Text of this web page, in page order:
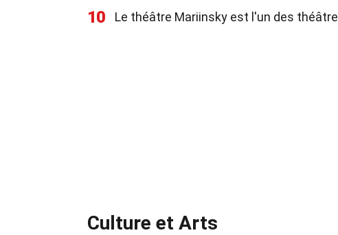
10 Le théâtre Mariinsky est l'un des
Culture et Arts